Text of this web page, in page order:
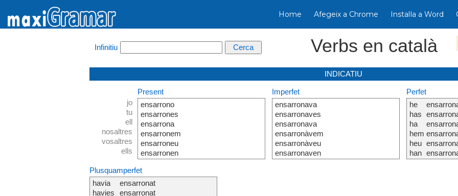
Home Afegeix a Chrome Instal·la a Word
Infinitiu Verbs en català
INDICATIU
jo
tu
ell
nosaltres
vosaltres
ells
Present
ensarrono
ensarrones
ensarrona
ensarronem
ensarroneu
ensarronen
Imperfet
ensarronava
ensarronaves
ensarronava
ensarronàvem
ensarronàveu
ensarronaven
Perfet
he
has
ha
hem
heu
han
Plusquamperfet
havia
havies
ensarronat
ensarronat